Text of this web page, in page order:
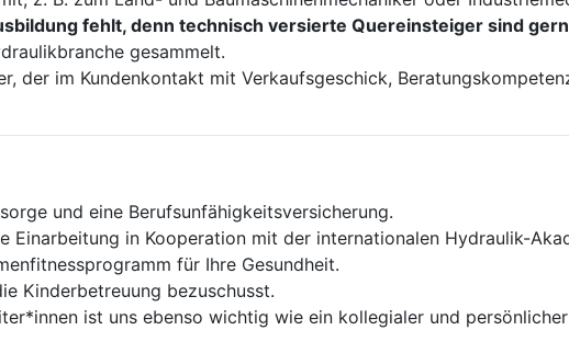
fehlt, denn technisch versierte Quereinsteiger sind
gesammelt.
der im Kundenkontakt mit Verkaufsgeschick,
und eine Berufsunfähigkeitsversicherung.
Einarbeitung in Kooperation mit der internationalen Hydraulik-
für Ihre Gesundheit.
Kinderbetreuung bezuschusst.
ist uns ebenso wichtig wie ein kollegialer und